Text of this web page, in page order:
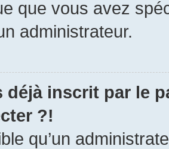
que vous avez
administrateur.
déjà inscrit par le
?!
qu’un